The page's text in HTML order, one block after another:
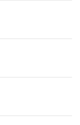
Wien sowie
hatten
des
ihre
bedeutendste
durch
ein. Gefördert